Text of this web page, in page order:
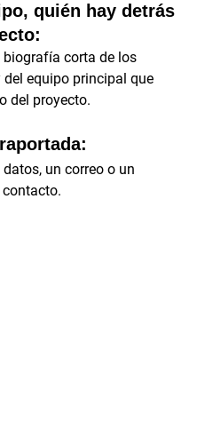
quién hay detrás
del equipo principal que
del proyecto.